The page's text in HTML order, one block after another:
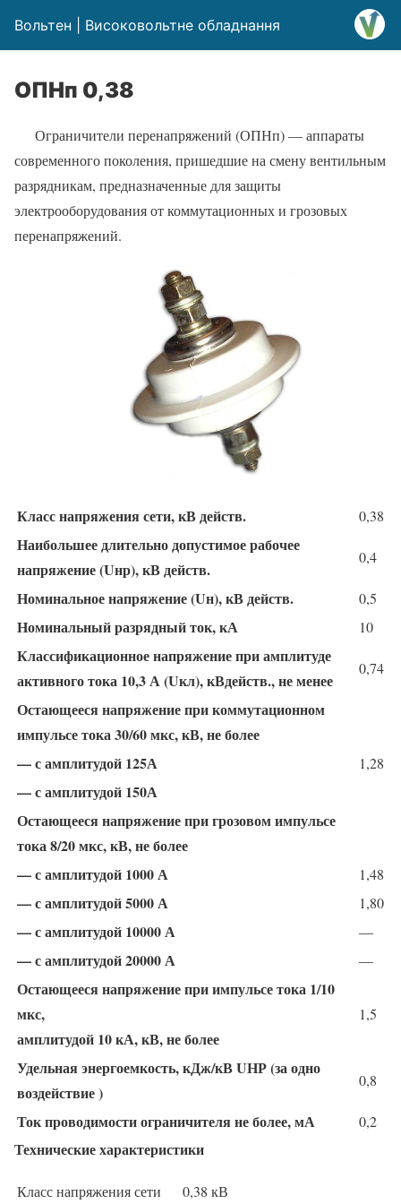
Вольтен | Високовольтне обладнання
ОПНп 0,38
Ограничители перенапряжений (ОПНп) — аппараты
современного поколения, пришедшие на смену вентильным
разрядникам, предназначенные для защиты
электрооборудования от коммутационных и грозовых
перенапряжений.
Класс напряжения сети, кВ действ. 0,38
Наибольшее длительно допустимое рабочее
напряжение (Uнр), кВ действ.
0,4
Номинальное напряжение (Uн), кВ действ. 0,5
Номинальный разрядный ток, кА 10
Классификационное напряжение при амплитуде
активного тока 10,3 А (Uкл), кВдейств., не менее
0,74
Остающееся напряжение при коммутационном
импульсе тока 30/60 мкс, кВ, не более
— с амплитудой 125А
1,28
— с амплитудой 150А
Остающееся напряжение при грозовом импульсе
тока 8/20 мкс, кВ, не более
— с амплитудой 1000 А
1,48
— с амплитудой 5000 А 1,80
— с амплитудой 10000 А —
— с амплитудой 20000 А —
Остающееся напряжение при импульсе тока 1/10
мкс,
амплитудой 10 кА, кВ, не более
1,5
Удельная энергоемкость, кДж/кВ UНР (за одно
воздействие )
0,8
Ток проводимости ограничителя не более, мА 0,2
Технические характеристики
Класс напряжения сети 0,38 кВ